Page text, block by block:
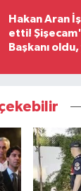
Hakan Aran
etti!
Başkanı